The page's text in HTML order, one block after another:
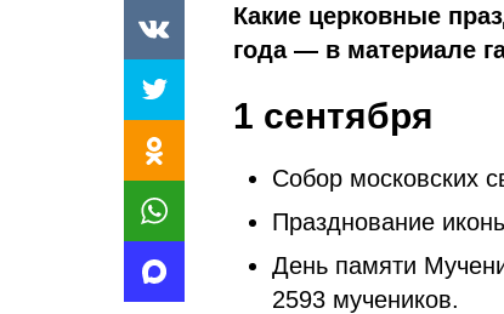
Какие церковные
года — в материале
1 сентября
Собор московских
Празднование
День памяти
2593 мучеников.